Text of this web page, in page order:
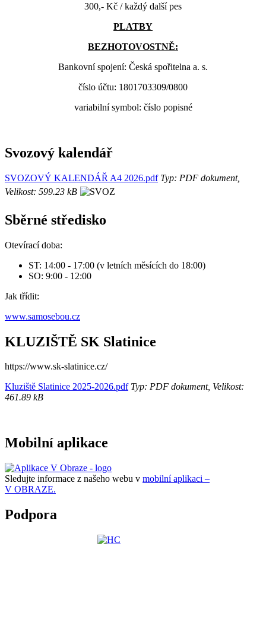
300,- Kč / každý další pes
PLATBY
BEZHOTOVOSTNĚ:
Bankovní spojení: Česká spořitelna a. s.
číslo účtu: 1801703309/0800
variabilní symbol: číslo popisné
Svozový kalendář
SVOZOVÝ KALENDÁŘ A4 2026.pdfTyp: PDF dokument,
Velikost: 599.23 kB
Sběrné středisko
Otevírací doba:
ST: 14:00 - 17:00 (v letních měsících do 18:00)
SO: 9:00 - 12:00
Jak třídit:
www.samosebou.cz
KLUZIŠTĚ SK Slatinice
https://www.sk-slatinice.cz/
Kluziště Slatinice 2025-2026.pdfTyp: PDF dokument, Velikost:
461.89 kB
Mobilní aplikace
Sledujte informace z našeho webu v mobilní aplikaci –
V OBRAZE.
Podpora